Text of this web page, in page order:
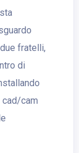
fratelli,
di
cad/cam